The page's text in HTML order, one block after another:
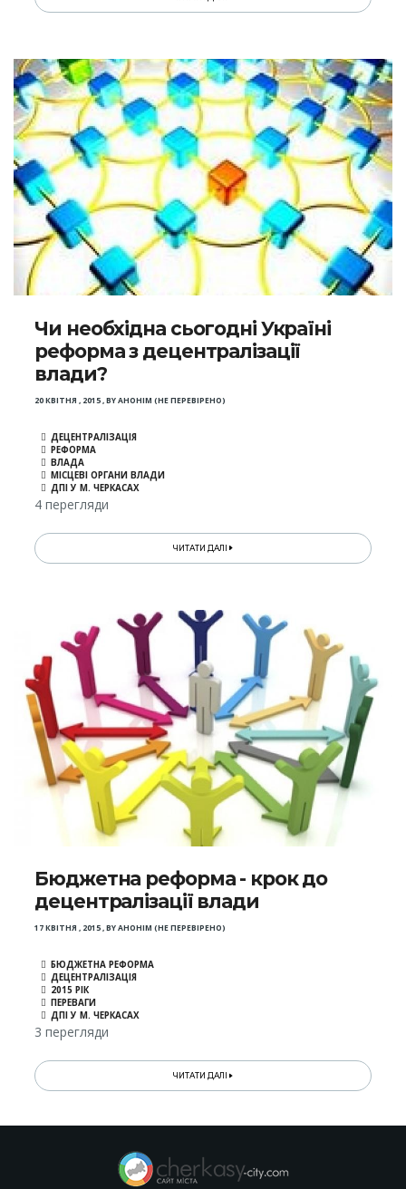
Чи необхідна сьогодні Україні
реформа з децентралізації
влади?
20 КВІТНЯ , 2015,BYАНОНІМ (НЕ ПЕРЕВІРЕНО)
ДЕЦЕНТРАЛІЗАЦІЯ
РЕФОРМА
ВЛАДА
МІСЦЕВІ ОРГАНИ ВЛАДИ
ДПІ У М. ЧЕРКАСАХ
4 перегляди
ЧИТАТИ ДАЛІ
Бюджетна реформа - крок до
децентралізації влади
17 КВІТНЯ , 2015,BYАНОНІМ (НЕ ПЕРЕВІРЕНО)
БЮДЖЕТНА РЕФОРМА
ДЕЦЕНТРАЛІЗАЦІЯ
2015 РІК
ПЕРЕВАГИ
ДПІ У М. ЧЕРКАСАХ
3 перегляди
ЧИТАТИ ДАЛІ